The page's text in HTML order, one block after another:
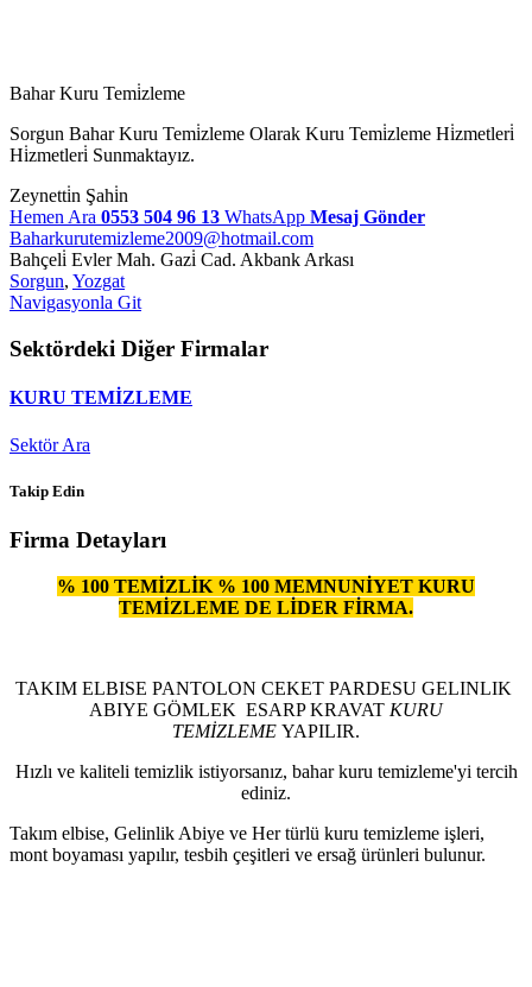
Bahar Kuru Temi̇zleme
Sorgun Bahar Kuru Temi̇zleme Olarak Kuru Temi̇zleme Hi̇zmetleri̇
Hi̇zmetleri̇ Sunmaktayız.
Zeynetti̇n Şahi̇n
Hemen Ara 0553 504 96 13 WhatsApp Mesaj Gönder
Baharkurutemizleme2009@hotmail.com
Bahçeli̇ Evler Mah. Gazi̇ Cad. Akbank Arkası
Sorgun, Yozgat
Navigasyonla Git
Sektördeki Diğer Firmalar
KURU TEMİZLEME
Sektör Ara
Takip Edin
Firma Detayları
% 100 TEMİZLİK % 100 MEMNUNİYET KURU
TEMİZLEME DE LİDER FİRMA.
TAKIM ELBISE PANTOLON CEKET PARDESU GELINLIK
ABIYE GÖMLEK ESARP KRAVAT KURU
TEMİZLEME YAPILIR.
Hızlı ve kaliteli temizlik istiyorsanız, bahar kuru temizleme'yi tercih
ediniz.
Takım elbise, Gelinlik Abiye ve Her türlü kuru temizleme işleri,
mont boyaması yapılır, tesbih çeşitleri ve ersağ ürünleri bulunur.